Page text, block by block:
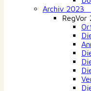
Archiv
RegVor